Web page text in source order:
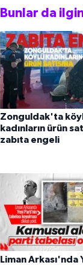
Bunlar da
Zonguldak'ta
kadınların ürün
zabıta engeli
Liman Arkası'nda